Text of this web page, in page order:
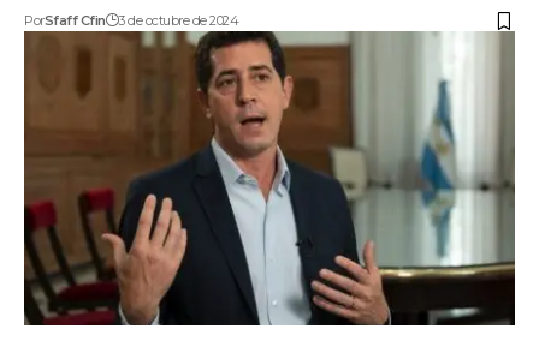
PorSfaff Cfin 3 de octubre de 2024